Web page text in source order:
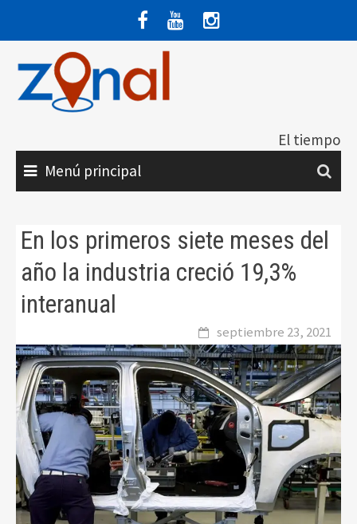
contenido
El tiempo
Menú principal
En los primeros siete meses del
año la industria creció 19,3%
interanual
septiembre 23, 2021